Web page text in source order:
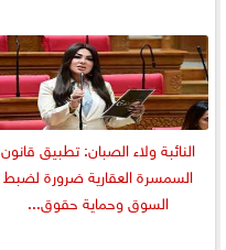
النائبة ولاء الصبان: تطبيق قانون
السمسرة العقارية ضرورة لضبط
السوق وحماية حقوق...